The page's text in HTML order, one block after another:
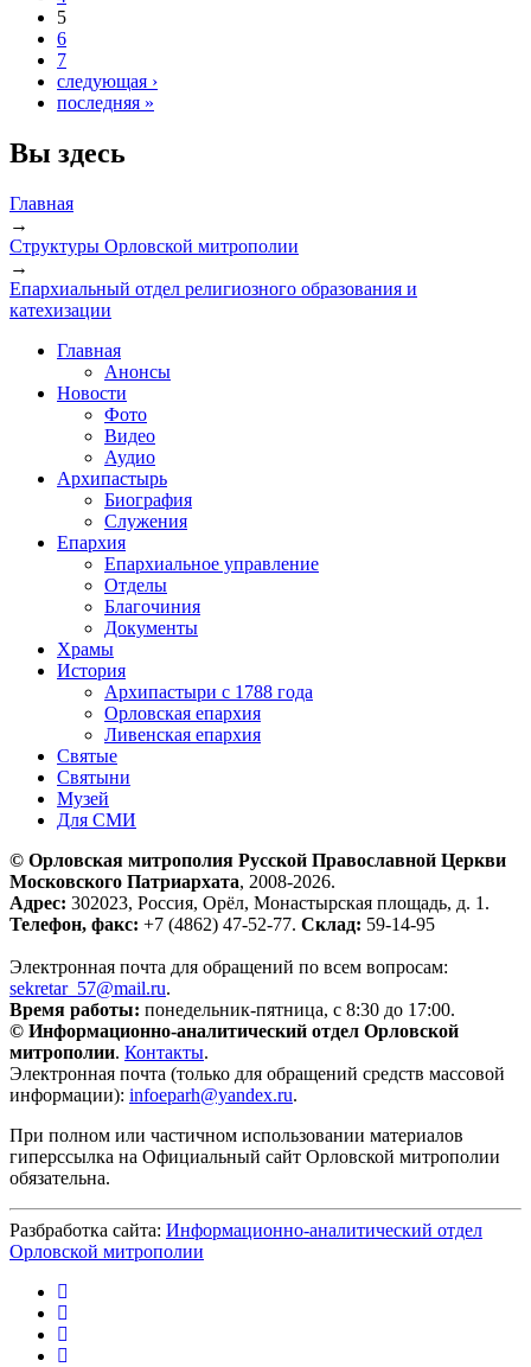
5
6
7
следующая ›
последняя »
Вы здесь
Главная
→
Структуры Орловской митрополии
→
Епархиальный отдел религиозного образования и
катехизации
Главная
Анонсы
Новости
Фото
Видео
Аудио
Архипастырь
Биография
Служения
Епархия
Епархиальное управление
Отделы
Благочиния
Документы
Храмы
История
Архипастыри с 1788 года
Орловская епархия
Ливенская епархия
Святые
Святыни
Музей
Для СМИ
© Орловская митрополия Русской Православной Церкви
Московского Патриархата, 2008-2026.
Адрес: 302023, Россия, Орёл, Монастырская площадь, д. 1.
Телефон, факс: +7 (4862) 47-52-77. Склад: 59-14-95
Электронная почта для обращений по всем вопросам:
sekretar_57@mail.ru.
Время работы: понедельник-пятница, с 8:30 до 17:00.
© Информационно-аналитический отдел Орловской
митрополии. Контакты.
Электронная почта (только для обращений средств массовой
информации): infoeparh@yandex.ru.
При полном или частичном использовании материалов
гиперссылка на Официальный сайт Орловской митрополии
обязательна.
Разбработка сайта: Информационно-аналитический отдел
Орловской митрополии